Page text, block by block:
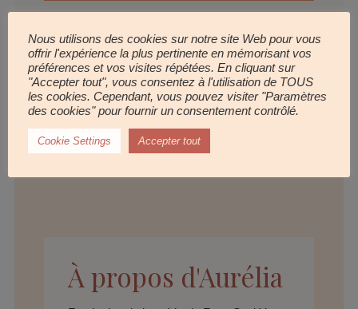
À propos d'Aurélia
Nous utilisons des cookies sur notre site Web pour vous
offrir l'expérience la plus pertinente en mémorisant vos
préférences et vos visites répétées. En cliquant sur
"Accepter tout", vous consentez à l'utilisation de TOUS
les cookies. Cependant, vous pouvez visiter "Paramètres
des cookies" pour fournir un consentement contrôlé.
Cookie Settings Accepter tout